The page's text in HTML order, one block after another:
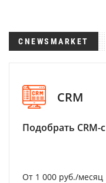
CNEWSMARKET
CRM
Подобрать
От 1 000 руб./месяц